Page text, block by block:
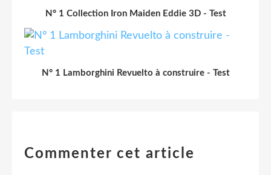
N° 1 Collection Iron Maiden Eddie 3D - Test
N° 1 Lamborghini Revuelto à construire - Test
Commenter cet article